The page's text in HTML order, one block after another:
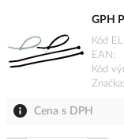
GPH
Kód
EAN
Kód
Značka
Cena s DPH